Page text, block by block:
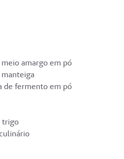
amargo em pó
de fermento em pó
trigo